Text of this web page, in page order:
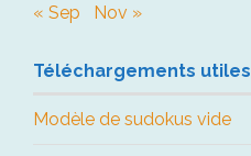
« Sep Nov »
Téléchargements utiles
Modèle de sudokus vide